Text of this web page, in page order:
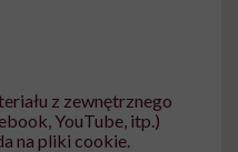
z zewnętrznego
YouTube, itp.)
na pliki cookie.